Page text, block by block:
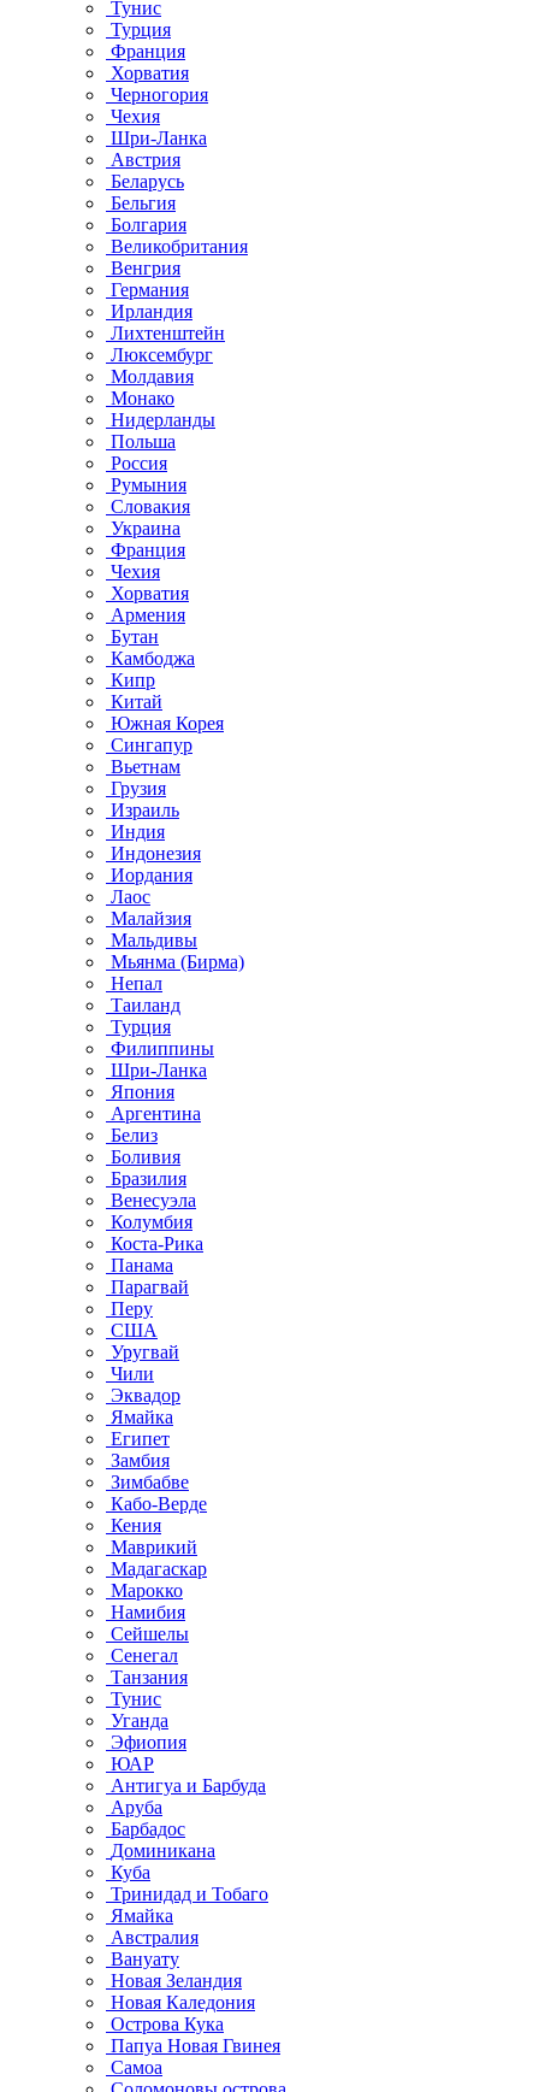
Тунис
Турция
Франция
Хорватия
Черногория
Чехия
Шри-Ланка
Австрия
Беларусь
Бельгия
Болгария
Великобритания
Венгрия
Германия
Ирландия
Лихтенштейн
Люксембург
Молдавия
Монако
Нидерланды
Польша
Россия
Румыния
Словакия
Украина
Франция
Чехия
Хорватия
Армения
Бутан
Камбоджа
Кипр
Китай
Южная Корея
Сингапур
Вьетнам
Грузия
Израиль
Индия
Индонезия
Иордания
Лаос
Малайзия
Мальдивы
Мьянма (Бирма)
Непал
Таиланд
Турция
Филиппины
Шри-Ланка
Япония
Аргентина
Белиз
Боливия
Бразилия
Венесуэла
Колумбия
Коста-Рика
Панама
Парагвай
Перу
США
Уругвай
Чили
Эквадор
Ямайка
Египет
Замбия
Зимбабве
Кабо-Верде
Кения
Маврикий
Мадагаскар
Марокко
Намибия
Сейшелы
Сенегал
Танзания
Тунис
Уганда
Эфиопия
ЮАР
Антигуа и Барбуда
Аруба
Барбадос
Доминикана
Куба
Тринидад и Тобаго
Ямайка
Австралия
Вануату
Новая Зеландия
Новая Каледония
Острова Кука
Папуа Новая Гвинея
Самоа